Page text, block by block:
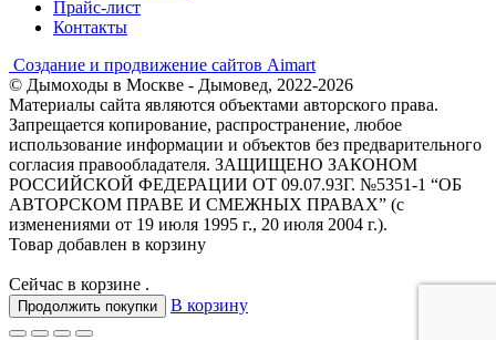
Прайс-лист
Контакты
Создание и продвижение сайтов Aimart
© Дымоходы в Москве - Дымовед, 2022-2026
Материалы сайта являются объектами авторского права.
Запрещается копирование, распространение, любое
использование информации и объектов без предварительного
согласия правообладателя. ЗАЩИЩЕНО ЗАКОНОМ
РОССИЙСКОЙ ФЕДЕРАЦИИ ОТ 09.07.93Г. №5351-1 “ОБ
АВТОРСКОМ ПРАВЕ И СМЕЖНЫХ ПРАВАХ” (с
изменениями от 19 июля 1995 г., 20 июля 2004 г.).
Товар добавлен в корзину
Сейчас в корзине .
Продолжить покупки В корзину